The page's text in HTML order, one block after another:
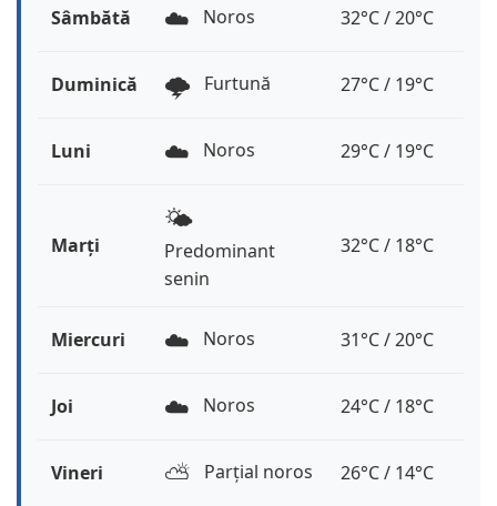
Sâmbătă ☁️ Noros 32°C / 20°C
Duminică 🌩️ Furtună 27°C / 19°C
Luni ☁️ Noros 29°C / 19°C
Marți
🌤️
Predominant
senin
32°C / 18°C
Miercuri ☁️ Noros 31°C / 20°C
Joi ☁️ Noros 24°C / 18°C
Vineri ⛅️ Parțial noros 26°C / 14°C